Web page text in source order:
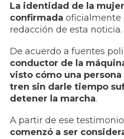
La identidad de la
confirmada oficialmente
redacción de esta noticia.
De acuerdo a fuentes
conductor de la
visto cómo una
tren sin darle tiempo
detener la marcha.
A partir de ese
comenzó a ser